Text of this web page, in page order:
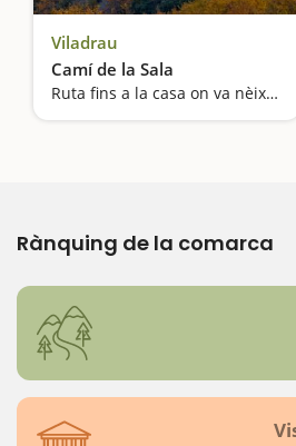
Viladrau
Camí de la Sala
Ruta fins a la casa on va nèixer el bandoler Serrallonga
Rànquing de la comarca